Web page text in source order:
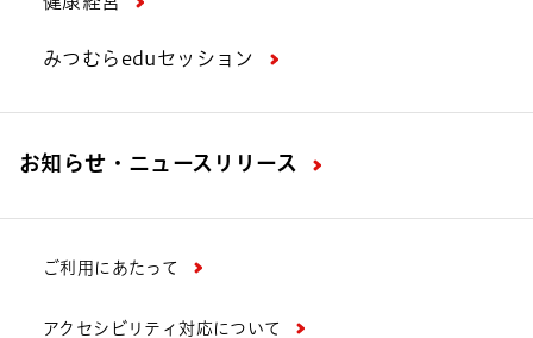
みつむらeduセッション
お知らせ・ニュースリリース
ご利用にあたって
アクセシビリティ対応について